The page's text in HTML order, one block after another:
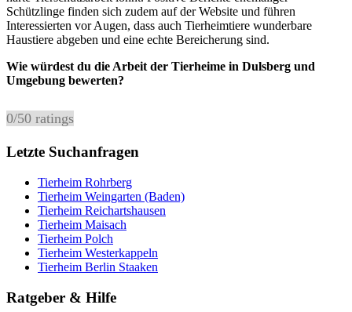
Schützlinge finden sich zudem auf der Website und führen
Interessierten vor Augen, dass auch Tierheimtiere wunderbare
Haustiere abgeben und eine echte Bereicherung sind.
Wie würdest du die Arbeit der Tierheime in Dulsberg und
Umgebung bewerten?
0/50 ratings
Letzte Suchanfragen
Tierheim Rohrberg
Tierheim Weingarten (Baden)
Tierheim Reichartshausen
Tierheim Maisach
Tierheim Polch
Tierheim Westerkappeln
Tierheim Berlin Staaken
Ratgeber & Hilfe